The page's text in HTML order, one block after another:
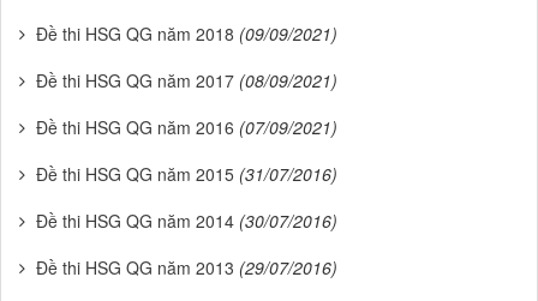
Đề thi HSG QG năm 2018 (09/09/2021)
Đề thi HSG QG năm 2017 (08/09/2021)
Đề thi HSG QG năm 2016 (07/09/2021)
Đề thi HSG QG năm 2015 (31/07/2016)
Đề thi HSG QG năm 2014 (30/07/2016)
Đề thi HSG QG năm 2013 (29/07/2016)